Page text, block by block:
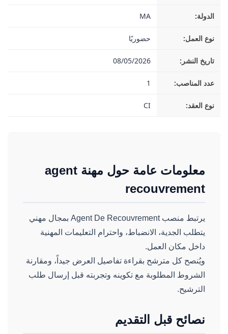
الدولة: MA
نوع العمل: حضوريًا
تاريخ النشر: 08/05/2026
عدد المناصب: 1
نوع العقد: CI
معلومات عامة حول مهنة agent
recouvrement
يرتبط منصب Agent De Recouvrement بمجال مهني
يتطلب الجدية، الانضباط، واحترام التعليمات المهنية
داخل مكان العمل.
ويُنصح كل مترشح بقراءة تفاصيل العرض جيداً، ومقارنة
الشروط المطلوبة مع تكوينه وتجربته قبل إرسال طلب
الترشيح.
نصائح قبل التقديم